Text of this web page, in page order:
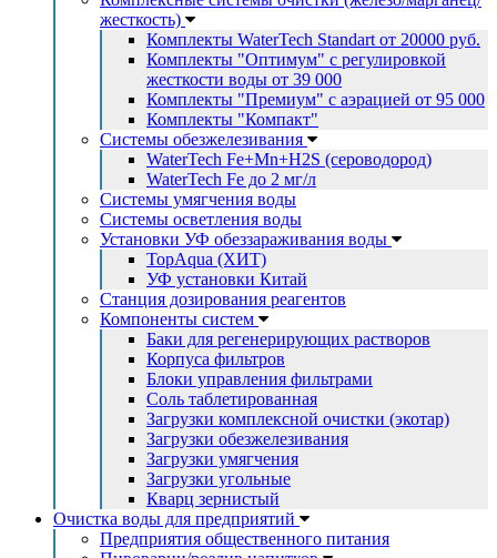
жесткость)
Комплекты WaterTech Standart от 20000 руб.
Комплекты "Оптимум" с регулировкой
жесткости воды от 39 000
Комплекты "Премиум" с аэрацией от 95 000
Комплекты "Компакт"
Системы обезжелезивания
WaterTech Fe+Mn+H2S (сероводород)
WaterTech Fe до 2 мг/л
Системы умягчения воды
Системы осветления воды
Установки УФ обеззараживания воды
TopAqua (ХИТ)
УФ установки Китай
Станция дозирования реагентов
Компоненты систем
Баки для регенерирующих растворов
Корпуса фильтров
Блоки управления фильтрами
Соль таблетированная
Загрузки комплексной очистки (экотар)
Загрузки обезжелезивания
Загрузки умягчения
Загрузки угольные
Кварц зернистый
Очистка воды для предприятий
Предприятия общественного питания